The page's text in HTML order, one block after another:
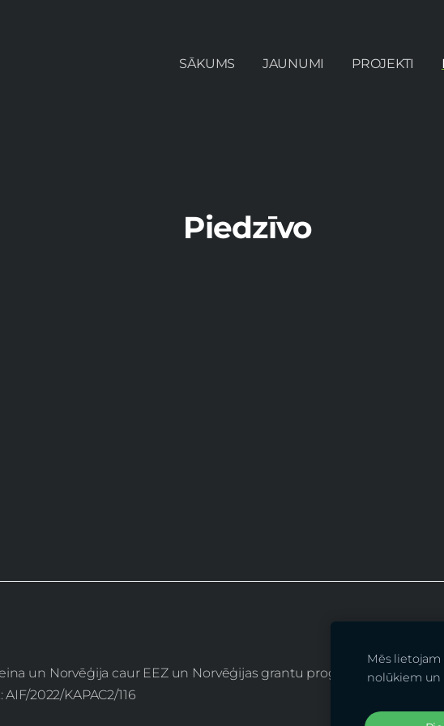
SĀKUMS JAUNUMI PROJEKTI
Piedzīvo
un Norvēģija caur EEZ un Norvēģijas grantu programmu “Aktīvo
2022/KAPAC2/116
Mēs
nolūkiem un